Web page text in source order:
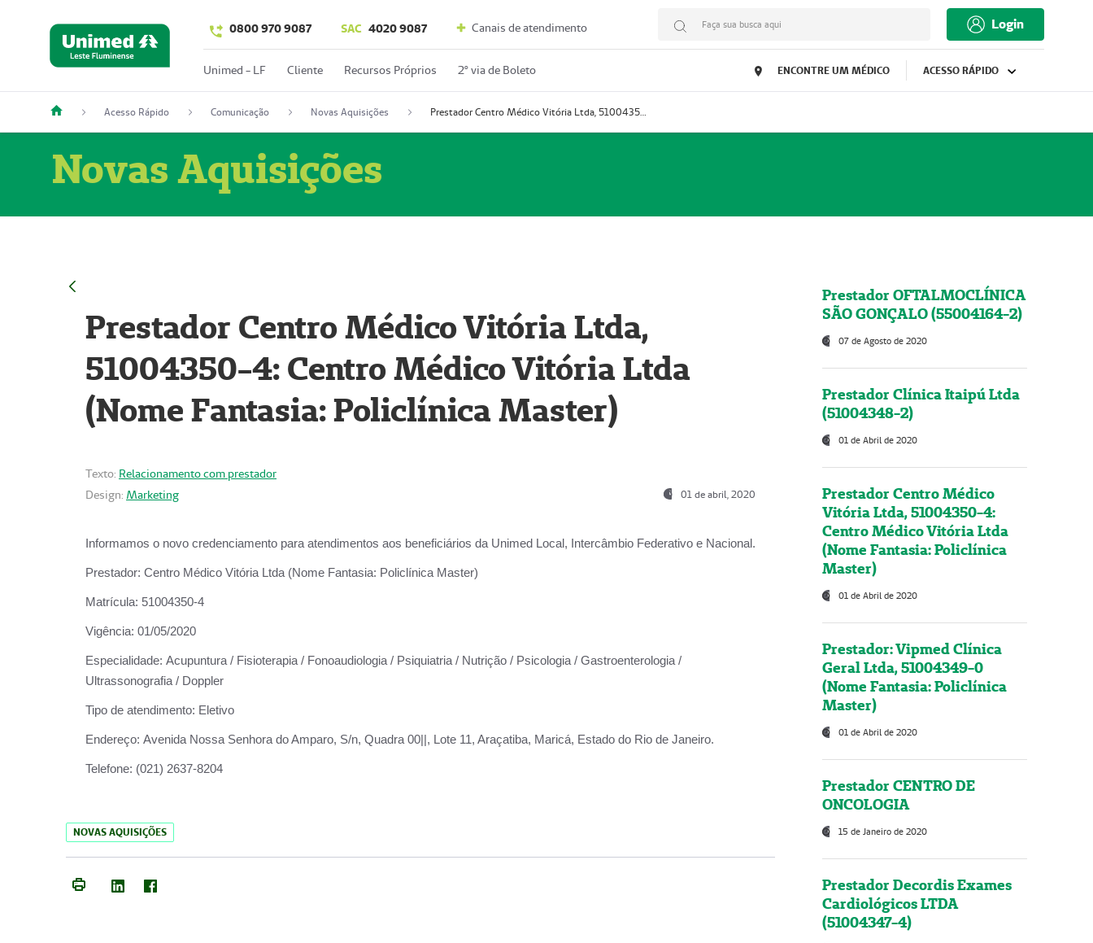
0800 970 9087 SAC 4020 9087 Canais de atendimento Faça sua busca aqui Login
Unimed - LF Cliente Recursos Próprios 2º via de Boleto ENCONTRE UM MÉDICO ACESSO RÁPIDO
Acesso Rápido Comunicação Novas Aquisições Prestador Centro Médico Vitória Ltda, 51004350-4: Centro Médico Vitória Ltda (Nome Fantasia: Policlínica Master)
Novas Aquisições
Prestador Centro Médico Vitória Ltda,
51004350-4: Centro Médico Vitória Ltda
(Nome Fantasia: Policlínica Master)
Texto: Relacionamento com prestador
Design: Marketing 01 de abril, 2020
Informamos o novo credenciamento para atendimentos aos beneficiários da Unimed Local, Intercâmbio Federativo e Nacional.
Prestador: Centro Médico Vitória Ltda (Nome Fantasia: Policlínica Master)
Matrícula: 51004350-4
Vigência: 01/05/2020
Especialidade: Acupuntura / Fisioterapia / Fonoaudiologia / Psiquiatria / Nutrição / Psicologia / Gastroenterologia /
Ultrassonografia / Doppler
Tipo de atendimento: Eletivo
Endereço: Avenida Nossa Senhora do Amparo, S/n, Quadra 00||, Lote 11, Araçatiba, Maricá, Estado do Rio de Janeiro.
Telefone: (021) 2637-8204
NOVAS AQUISIÇÕES
Prestador OFTALMOCLÍNICA
SÃO GONÇALO (55004164-2)
07 de Agosto de 2020
Prestador Clínica Itaipú Ltda
(51004348-2)
01 de Abril de 2020
Prestador Centro Médico
Vitória Ltda, 51004350-4:
Centro Médico Vitória Ltda
(Nome Fantasia: Policlínica
Master)
01 de Abril de 2020
Prestador: Vipmed Clínica
Geral Ltda, 51004349-0
(Nome Fantasia: Policlínica
Master)
01 de Abril de 2020
Prestador CENTRO DE
ONCOLOGIA
15 de Janeiro de 2020
Prestador Decordis Exames
Cardiológicos LTDA
(51004347-4)